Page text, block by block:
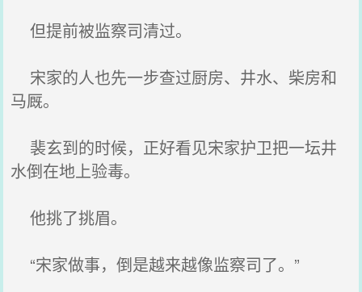
但提前被监察司清过。
宋家的人也先一步查过厨房、井水、柴房和
马厩。
裴玄到的时候，正好看见宋家护卫把一坛井
水倒在地上验毒。
他挑了挑眉。
“宋家做事，倒是越来越像监察司了。”